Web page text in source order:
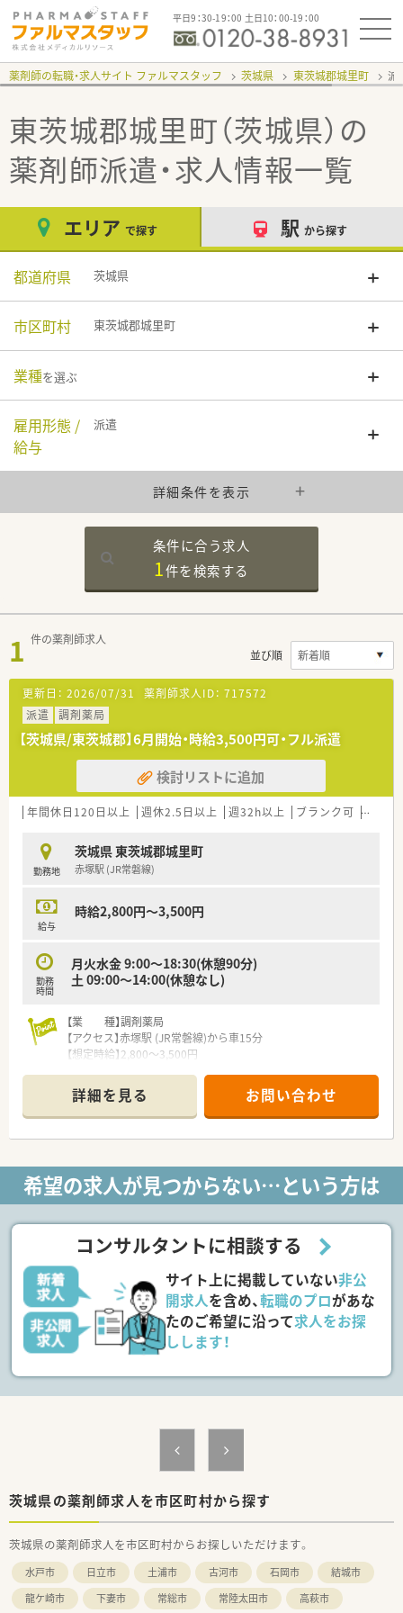
平日9：30-19：00 土日10：00-19：00
薬剤師の転職・求人サイト ファルマスタッフ 茨城県 東茨城郡城里町 派
東茨城郡城里町（茨城県） の
薬剤師派遣・求人情報一覧
エリア で探す 駅 から探す
都道府県 茨城県
市区町村 東茨城郡城里町
業種を選ぶ
雇用形態 /
給与
派遣
詳細条件を表示
条件に合う求人
1件を検索する
1 件の薬剤師求人
並び順
更新日： 2026/07/31 薬剤師求人ID： 717572
派遣
調剤薬局
【茨城県/東茨城郡】6月開始・時給3,500円可・フル派遣
検討リストに追加
年間休日120日以上 週休2.5日以上 週32h以上 ブランク可 Ｗワ
勤務地
茨城県 東茨城郡城里町
赤塚駅 (JR常磐線)
給与
時給2,800円～3,500円
勤務
時間
月火水金 9:00～18:30(休憩90分)
土 09:00～14:00(休憩なし)
【業 種】調剤薬局
【アクセス】赤塚駅 (JR常磐線)から車15分
【想定時給】2,800～3,500円
月火水金 9:00～18:30(休憩90分)
土 09:00～14:00(休憩なし)
【応需科目】内科,消化器科,外科,整形外科
【応需枚数】80枚/日
常時2～3名
********************************
■各種保険を完備：社会保険(週20時間以上)/雇用保険/薬剤師賠
償責任保険
■充実の休暇制度：有給休暇(6ヶ月以上勤務)、夏季休暇、慶弔休
暇など
ご希望条件に合わせて求人をお探しします！
まずはお気軽にお問い合わせください。
詳細を見る お問い合わせ
希望の求人が見つからない…という方は
コンサルタントに相談する
サイト上に掲載していない非公
開求人を含め、転職のプロがあな
たのご希望に沿って求人をお探
しします！
茨城県の薬剤師求人を市区町村から探す
茨城県の薬剤師求人を市区町村からお探しいただけます。
水戸市 日立市 土浦市 古河市 石岡市
結城市
龍ケ崎市
下妻市 常総市 常陸太田市 高萩市